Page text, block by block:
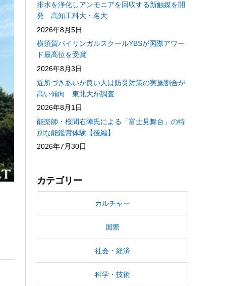
排水を浄化しアンモニアを回収する新触媒を開
発 高知工科大・名大
2026年8月5日
横須賀バイリンガルスクールYBSが国際アワー
ド最高位を受賞
2026年8月3日
近所づきあいが良い人は防災対策の実施割合が
高い傾向 東北大が調査
2026年8月1日
能楽師・桜間右陣氏による「富士見舞台」の特
別な能鑑賞体験【後編】
2026年7月30日
カテゴリー
カルチャー
国際
社会・経済
科学・技術